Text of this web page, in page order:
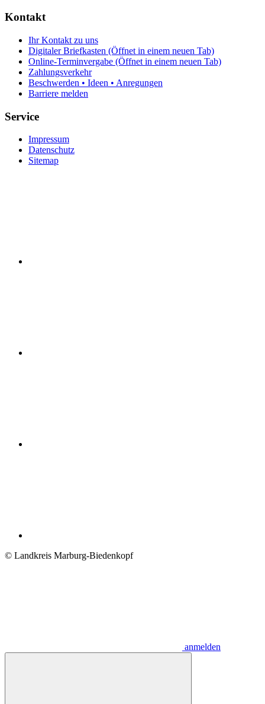
Kontakt
Ihr Kontakt zu uns
Digitaler Briefkasten (Öffnet in einem neuen Tab)
Online-Terminvergabe (Öffnet in einem neuen Tab)
Zahlungsverkehr
Beschwerden • Ideen • Anregungen
Barriere melden
Service
Impressum
Datenschutz
Sitemap
© Landkreis Marburg-Biedenkopf
anmelden